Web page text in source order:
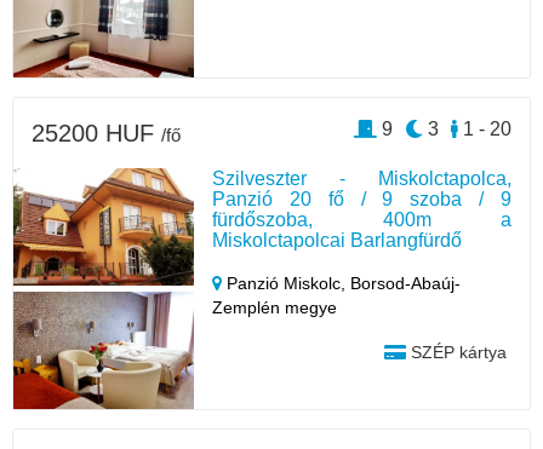
Szilveszter - Miskolctapolca,
Panzió 20 fő / 9 szoba / 9
fürdőszoba, 400m a
Miskolctapolcai Barlangfürdő
Panzió Miskolc, Borsod-Abaúj-
Zemplén megye
SZÉP kártya
25200 HUF /fő 1 - 20
3
9